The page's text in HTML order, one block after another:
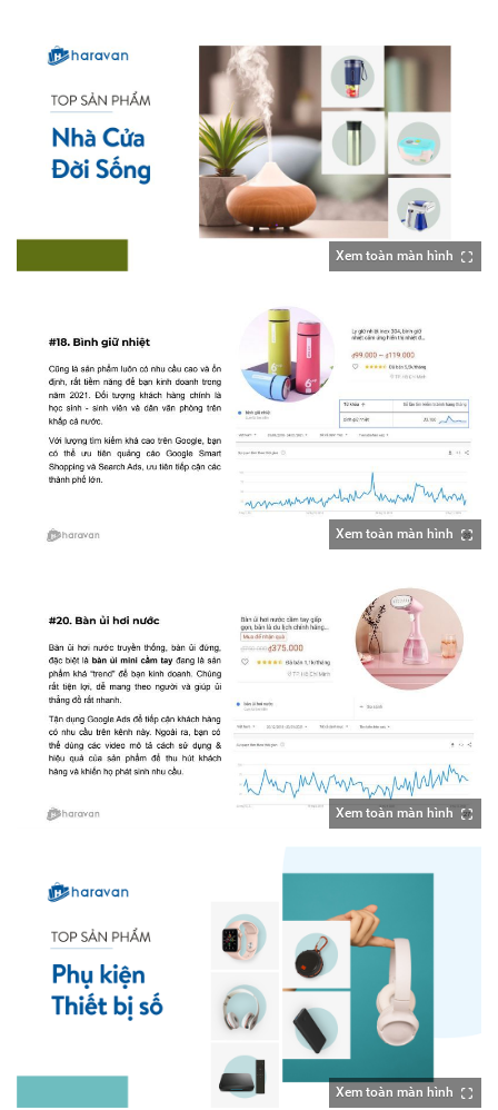
Xem toàn màn hình
Xem toàn màn hình
Xem toàn màn hình
Xem toàn màn hình